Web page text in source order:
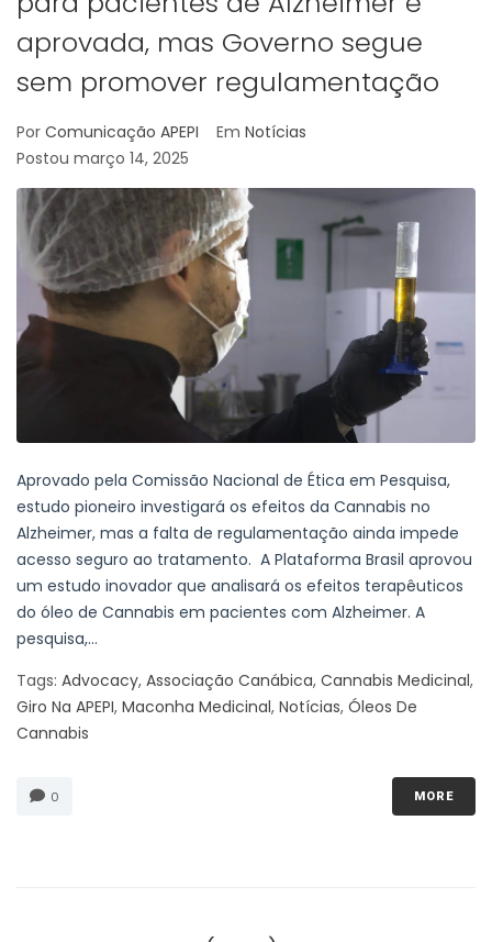
aprovada, mas Governo segue
sem promover regulamentação
Por Comunicação APEPI Em Notícias
Postou março 14, 2025
Aprovado pela Comissão Nacional de Ética em Pesquisa,
estudo pioneiro investigará os efeitos da Cannabis no
Alzheimer, mas a falta de regulamentação ainda impede
acesso seguro ao tratamento. A Plataforma Brasil aprovou
um estudo inovador que analisará os efeitos terapêuticos
do óleo de Cannabis em pacientes com Alzheimer. A
pesquisa,...
Tags: Advocacy, Associação Canábica, Cannabis Medicinal,
Giro Na APEPI, Maconha Medicinal, Notícias, Óleos De
Cannabis
0 MORE